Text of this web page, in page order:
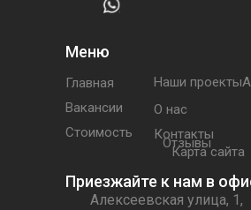
Алексеевская улица, 1,
Меню
Главная
Вакансии
Стоимость
Наши
О нас
Контакты
Приезжайте к нам в
Отзывы
Карта сайта